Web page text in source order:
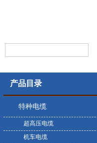
产品目录
特种电缆
超高压电缆
机车电缆